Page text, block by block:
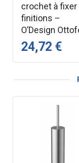
crochet à fixer
finitions –
O’Design
24,72 €